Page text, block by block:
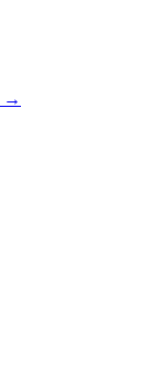
→